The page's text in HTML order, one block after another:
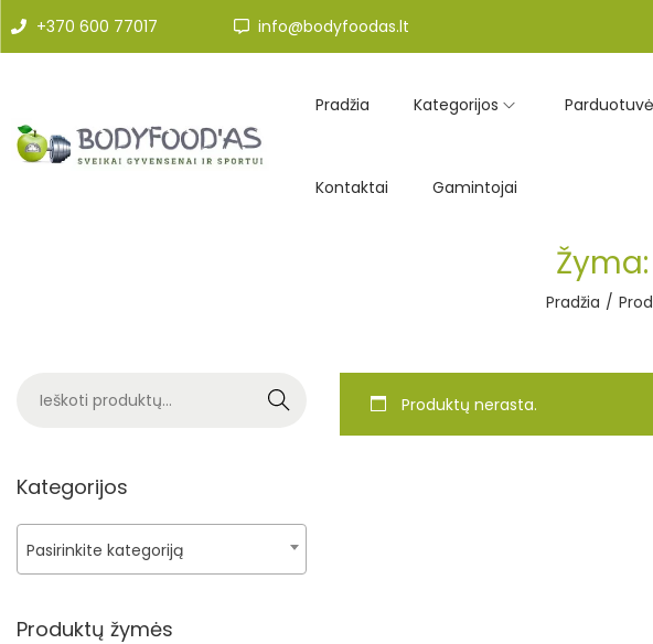
+370 600 77017 info@bodyfoodas.lt
Pradžia Kategorijos
Kontaktai Gamintojai
Žyma:
Pradžia /
Produktų nerasta.
Search
Kategorijos
Pasirinkite kategoriją
Produktų žymės